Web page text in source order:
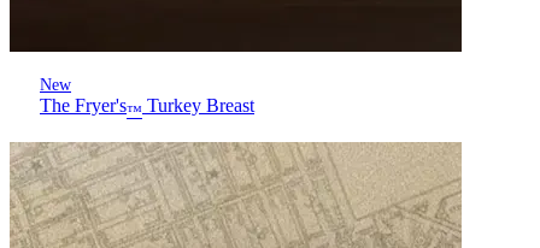
New
The Fryer's™ Turkey Breast